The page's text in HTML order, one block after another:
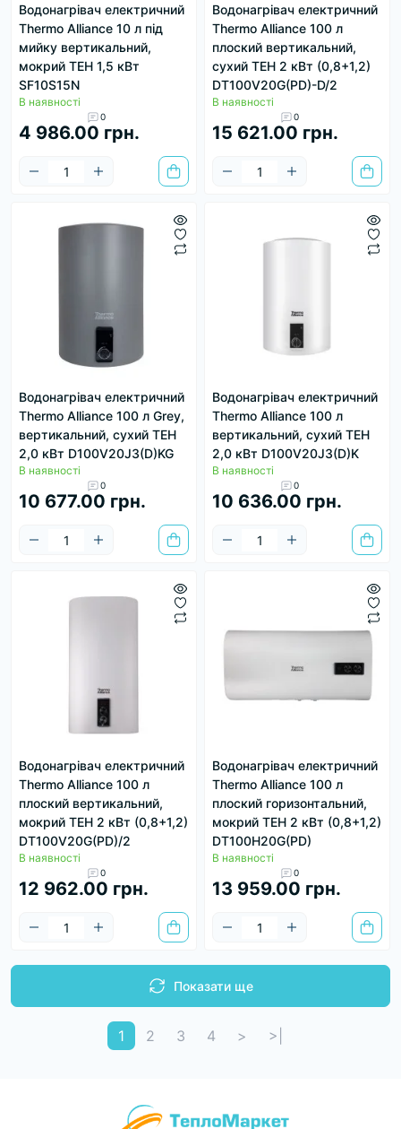
Водонагрівач електричний
Thermo Alliance 10 л під
мийку вертикальний,
мокрий ТЕН 1,5 кВт
SF10S15N
В наявності
0
4 986.00 грн.
Водонагрівач електричний
Thermo Alliance 100 л
плоский вертикальний,
сухий ТЕН 2 кВт (0,8+1,2)
DT100V20G(PD)-D/2
В наявності
0
15 621.00 грн.
Водонагрівач електричний
Thermo Alliance 100 л Grey,
вертикальний, сухий ТЕН
2,0 кВт D100V20J3(D)KG
В наявності
0
10 677.00 грн.
Водонагрівач електричний
Thermo Alliance 100 л
вертикальний, сухий ТЕН
2,0 кВт D100V20J3(D)K
В наявності
0
10 636.00 грн.
Водонагрівач електричний
Thermo Alliance 100 л
плоский вертикальний,
мокрий ТЕН 2 кВт (0,8+1,2)
DT100V20G(PD)/2
В наявності
0
12 962.00 грн.
Водонагрівач електричний
Thermo Alliance 100 л
плоский горизонтальний,
мокрий ТЕН 2 кВт (0,8+1,2)
DT100H20G(PD)
В наявності
0
13 959.00 грн.
Показати ще
1 2 3 4 > >|